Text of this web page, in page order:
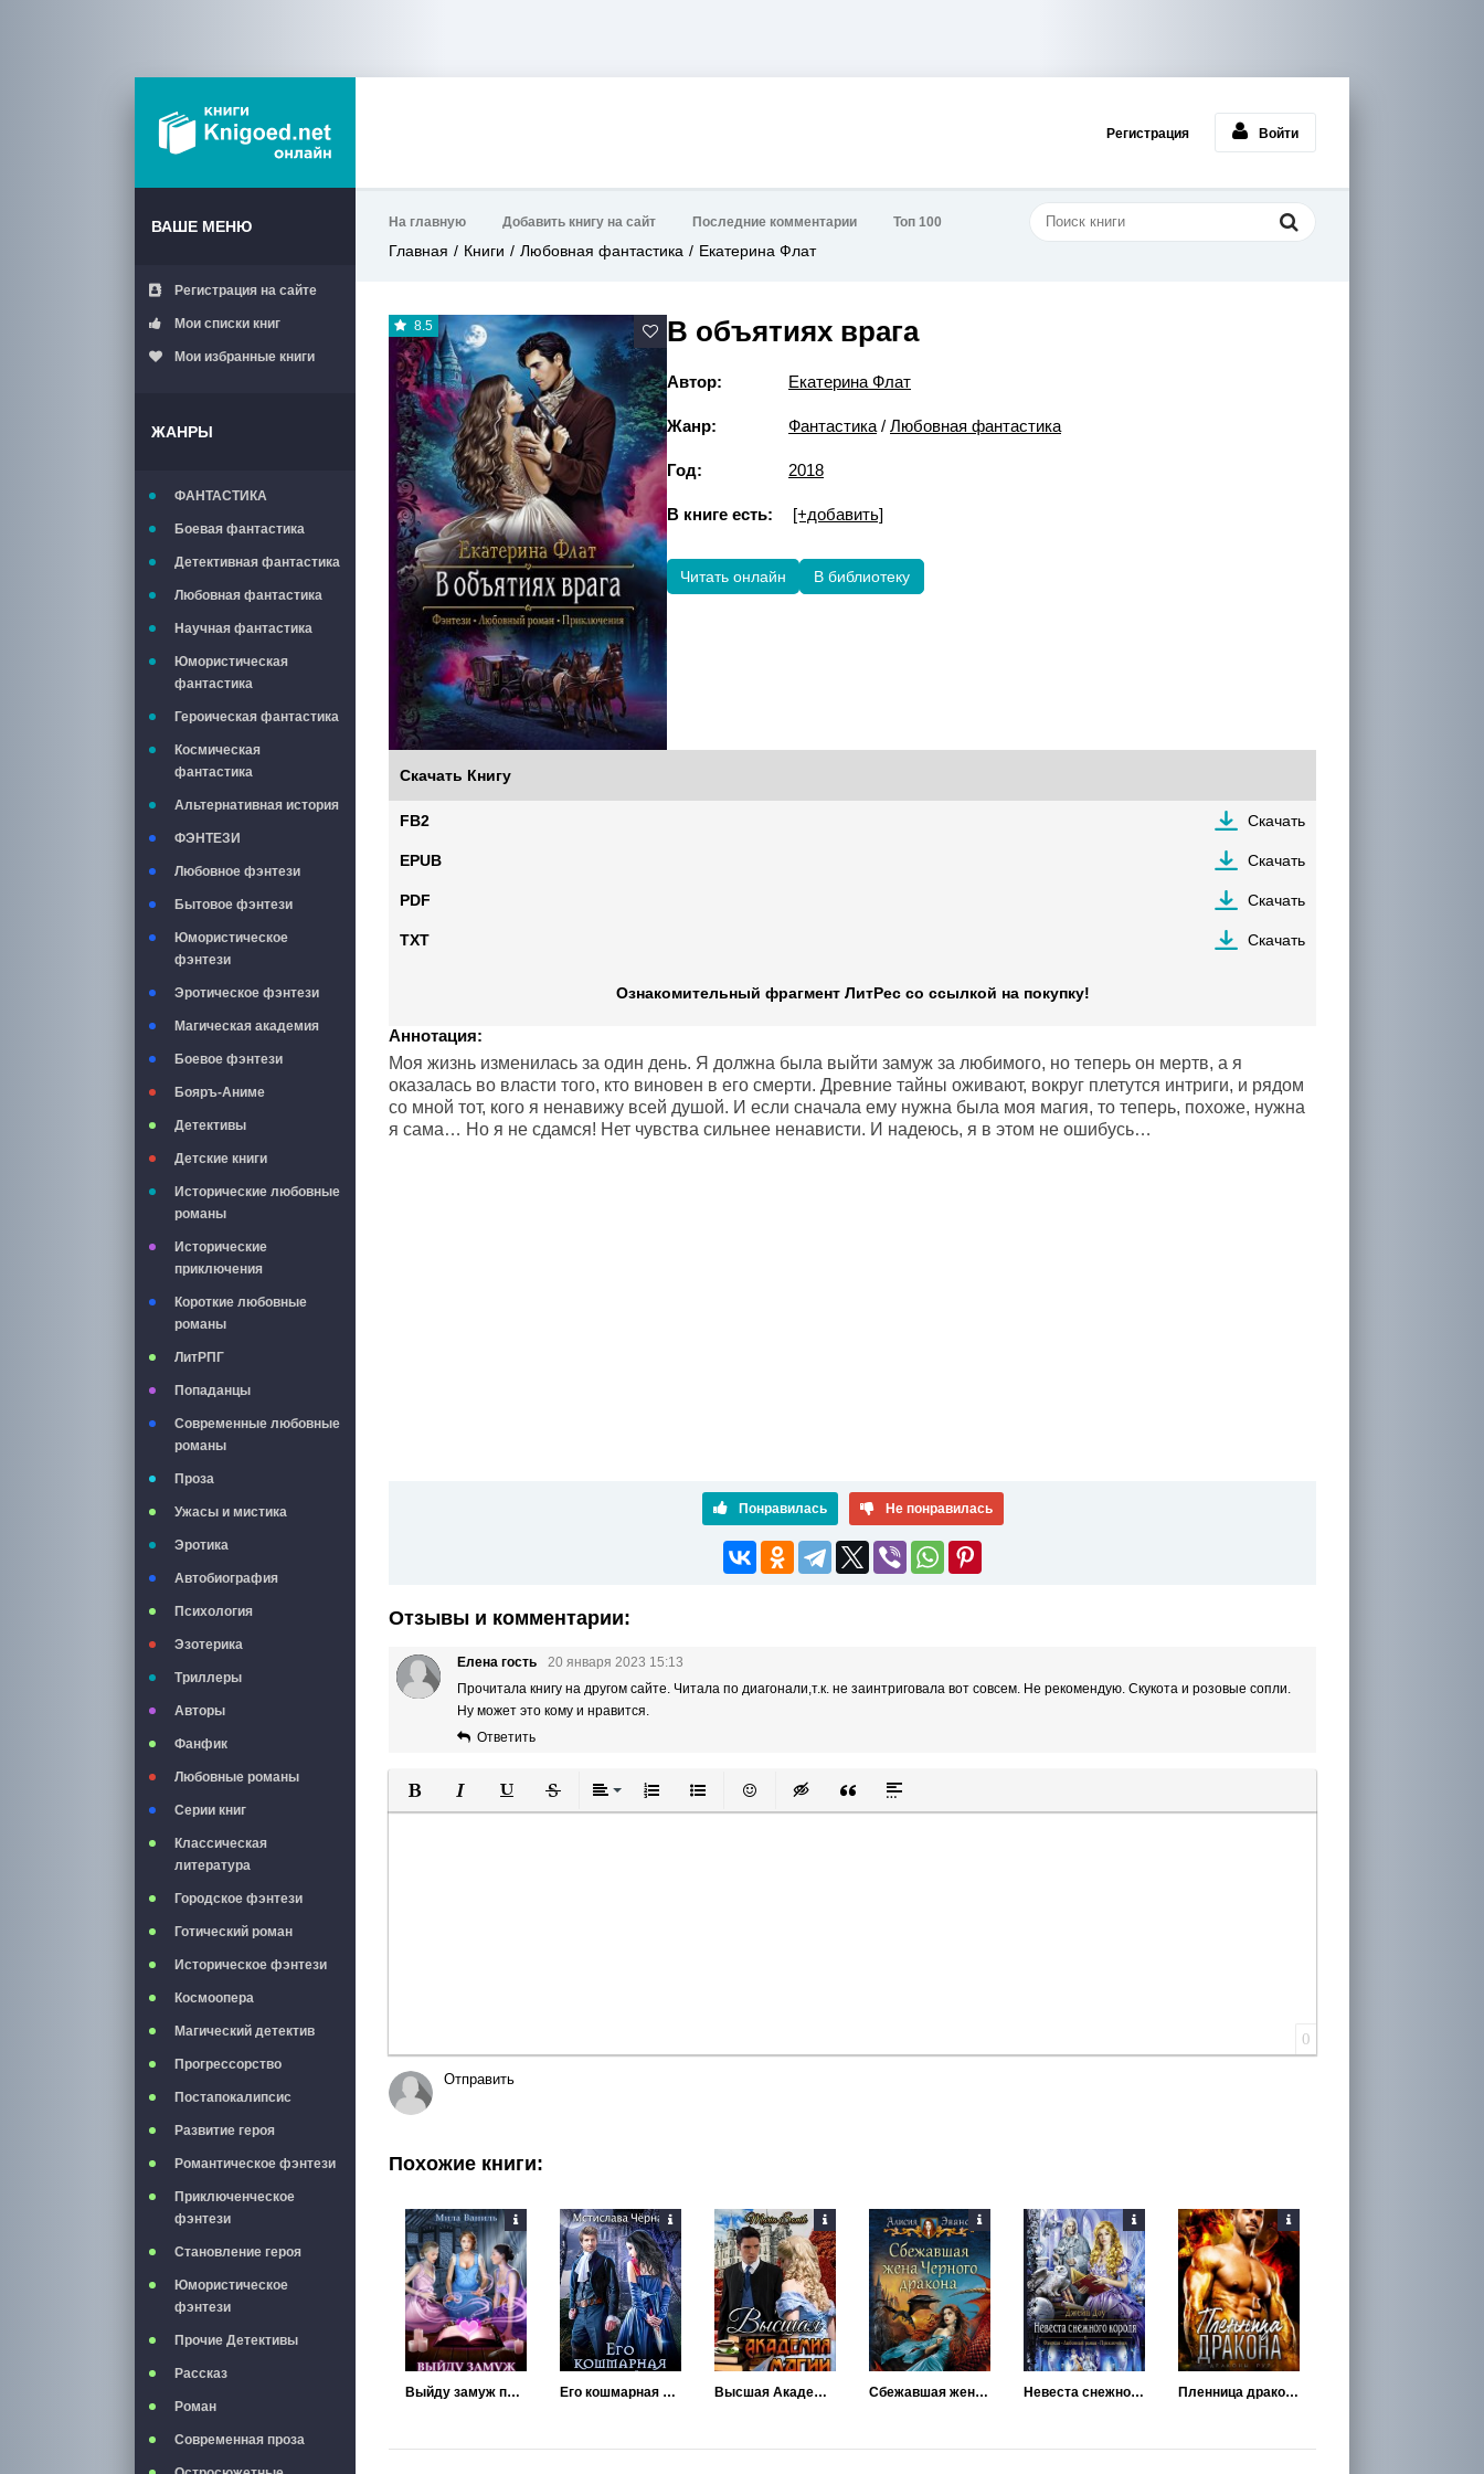
Регистрация Войти
ВАШЕ МЕНЮ
Регистрация на сайте
Мои списки книг
Мои избранные книги
ЖАНРЫ
ФАНТАСТИКА
Боевая фантастика
Детективная фантастика
Любовная фантастика
Научная фантастика
Юмористическая
фантастика
Героическая фантастика
Космическая
фантастика
Альтернативная история
ФЭНТЕЗИ
Любовное фэнтези
Бытовое фэнтези
Юмористическое
фэнтези
Эротическое фэнтези
Магическая академия
Боевое фэнтези
Бояръ-Аниме
Детективы
Детские книги
Исторические любовные
романы
Исторические
приключения
Короткие любовные
романы
ЛитРПГ
Попаданцы
Современные любовные
романы
Проза
Ужасы и мистика
Эротика
Автобиография
Психология
Эзотерика
Триллеры
Авторы
Фанфик
Любовные романы
Серии книг
Классическая
литература
Городское фэнтези
Готический роман
Историческое фэнтези
Космоопера
Магический детектив
Прогрессорство
Постапокалипсис
Развитие героя
Романтическое фэнтези
Приключенческое
фэнтези
Становление героя
Юмористическое
фэнтези
Прочие Детективы
Рассказ
Роман
Современная проза
На главную Добавить книгу на сайт Последние комментарии Топ 100
Главная Книги Любовная фантастика Екатерина Флат
8.5 В объятиях врага
Автор: Екатерина Флат
Жанр: Фантастика / Любовная фантастика
Год: 2018
В книге есть: [+добавить]
Читать онлайн В библиотеку
Скачать Книгу
FB2 Скачать
EPUB Скачать
PDF Скачать
TXT Скачать
Ознакомительный фрагмент ЛитРес со ссылкой на покупку!
Аннотация:
Моя жизнь изменилась за один день. Я должна была выйти замуж за любимого, но теперь он мертв, а я
оказалась во власти того, кто виновен в его смерти. Древние тайны оживают, вокруг плетутся интриги, и рядом
со мной тот, кого я ненавижу всей душой. И если сначала ему нужна была моя магия, то теперь, похоже, нужна
я сама… Но я не сдамся! Нет чувства сильнее ненависти. И надеюсь, я в этом не ошибусь…
Понравилась Не понравилась
Отзывы и комментарии:
Елена гость
20 января 2023 15:13
Прочитала книгу на другом сайте. Читала по диагонали,т.к. не заинтриговала вот совсем. Не рекомендую. Скукота и розовые сопли.
Ну может это кому и нравится.
Ответить
Полужирный
КурсивПодчеркнутый
ЗачеркнутыйВыравнивание
Нумерованный список
Маркированный список
Вставить смайлик
Вставка скрытого текста
Вставка цитаты
Вставка спойлера
0
Отправить
Похожие книги:
Выйду замуж по любви Его кошмарная невеста Высшая Академия Магии Сбежавшая жена Черного дракона Невеста снежного короля Пленница дракона